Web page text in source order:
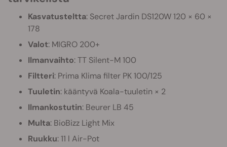
Kasvatusteltta: Secret Jardin DS120W 120 × 60 ×
178
Valot: MIGRO 200+
Ilmanvaihto: TT Silent-M 100
Filtteri: Prima Klima filter PK 100/125
Tuuletin: kääntyvä Koala-tuuletin × 2
Ilmankostutin: Beurer LB 45
Multa: BioBizz Light Mix
Ruukku: 11 l Air-Pot